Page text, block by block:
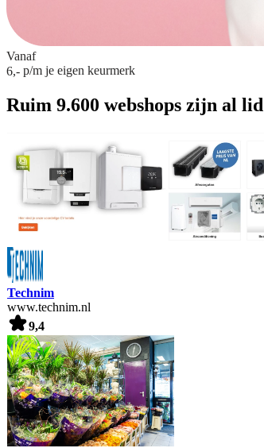
Vanaf
6,- p/m je eigen keurmerk
Ruim 9.600 webshops zijn al lid
Technim
www.technim.nl
9,4